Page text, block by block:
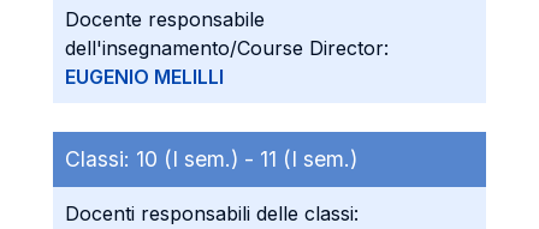
Docente responsabile
dell'insegnamento/Course Director:
EUGENIO MELILLI
Classi: 10 (I sem.) - 11 (I sem.)
Docenti responsabili delle classi: